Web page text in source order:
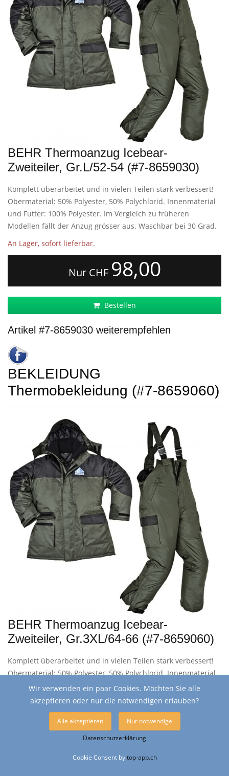
BEHR Thermoanzug Icebear-
Zweiteiler, Gr.L/52-54 (#7-8659030)
Komplett überarbeitet und in vielen Teilen stark verbessert!
Obermaterial: 50% Polyester, 50% Polychlorid. Innenmaterial
und Futter: 100% Polyester. Im Vergleich zu früheren
Modellen fällt der Anzug grösser aus. Waschbar bei 30 Grad.
An Lager, sofort lieferbar.
Nur CHF 98,00
Bestellen
Artikel #7-8659030 weiterempfehlen
BEKLEIDUNG
Thermobekleidung (#7-8659060)
BEHR Thermoanzug Icebear-
Zweiteiler, Gr.3XL/64-66 (#7-8659060)
Komplett überarbeitet und in vielen Teilen stark verbessert!
Obermaterial: 50% Polyester, 50% Polychlorid. Innenmaterial
und Futter: 100% Polyester. Im Vergleich zu früheren
Modellen fällt der Anzug grösser aus. Waschbar bei 30 Grad.
An Lager, sofort lieferbar.
Nur CHF98,00
Wir verwenden ein paar Cookies. Möchten Sie alle
akzeptieren oder nur die notwendigen erlauben?
Alle akzeptieren
Nur notwendige
Datenschutzerklärung
Cookie Consent bytop-app.ch